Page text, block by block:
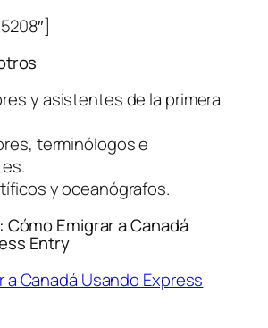
y asistentes de la primera
terminólogos e
y oceanógrafos.
Cómo Emigrar a Canadá
Entry
a Canadá Usando Express